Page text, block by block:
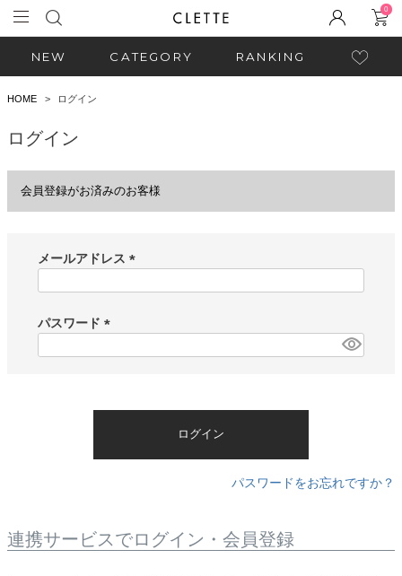
0
NEW CATEGORY RANKING
HOME ログイン
ログイン
会員登録がお済みのお客様
メールアドレス
)
パスワード
ログイン
パスワードをお忘れですか？
連携サービスでログイン・会員登録